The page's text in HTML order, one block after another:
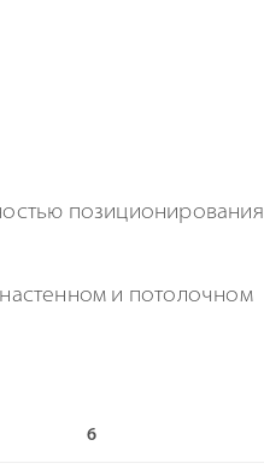
позиционирования
и потолочном
6